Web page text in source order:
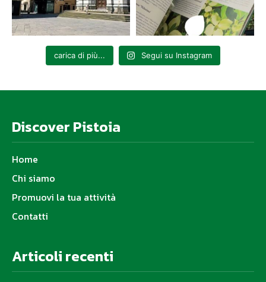
carica di più... Segui su Instagram
Discover Pistoia
Home
Chi siamo
Promuovi la tua attività
Contatti
Articoli recenti